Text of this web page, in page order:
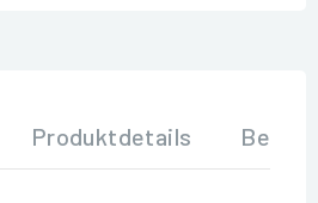
Produktdetails